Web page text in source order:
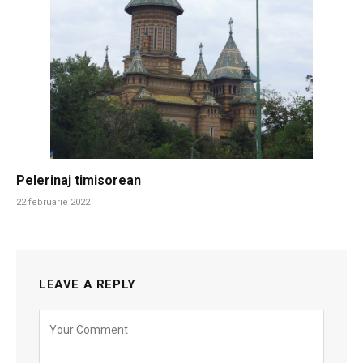
Pelerinaj timisorean
22 februarie 2022
LEAVE A REPLY